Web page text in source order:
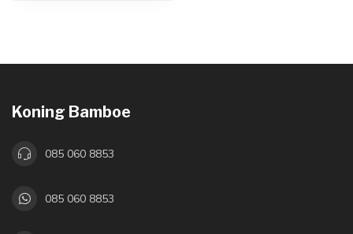
Koning Bamboe
085 060 8853
085 060 8853